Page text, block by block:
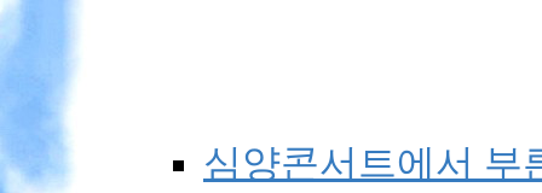
심양콘서트에서 부